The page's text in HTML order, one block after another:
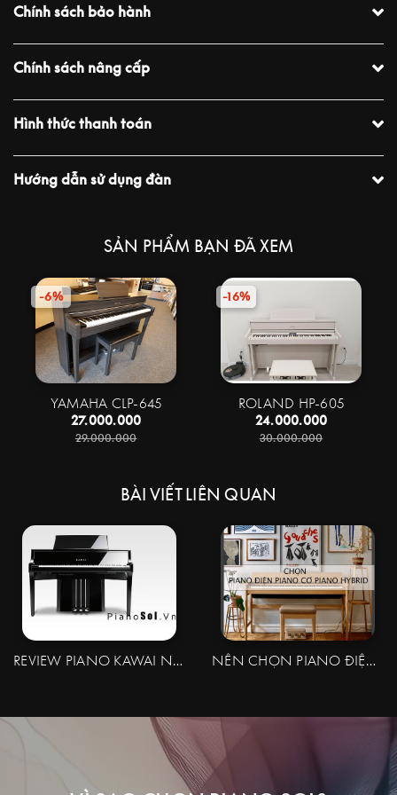
Chính sách bảo hành
Chính sách nâng cấp
Hình thức thanh toán
Hướng dẫn sử dụng đàn
SẢN PHẨM BẠN ĐÃ XEM
-6%
YAMAHA CLP-645
27.000.000
29.000.000
-16%
ROLAND HP-605
24.000.000
30.000.000
BÀI VIẾT LIÊN QUAN
REVIEW PIANO KAWAI NV-10S | HYBRID PIANO NÊN CHỌN PIANO ĐIỆN – PIANO CƠ HAY PIANO HYBRID